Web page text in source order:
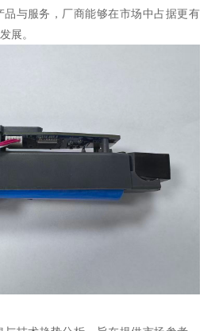
与服务，厂商能够在市场中占据更有
展。